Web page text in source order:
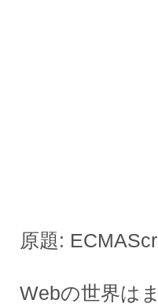
原題:
Webの世界は